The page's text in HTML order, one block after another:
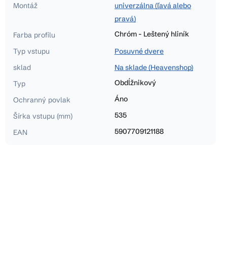
Montáž
univerzálna (ľavá alebo
pravá)
Farba profilu
Chróm - Leštený hliník
Typ vstupu
Posuvné dvere
sklad
Na sklade (Heavenshop)
Typ
Obdĺžnikový
Ochranný povlak
Áno
Šírka vstupu (mm)
535
EAN
5907709121188